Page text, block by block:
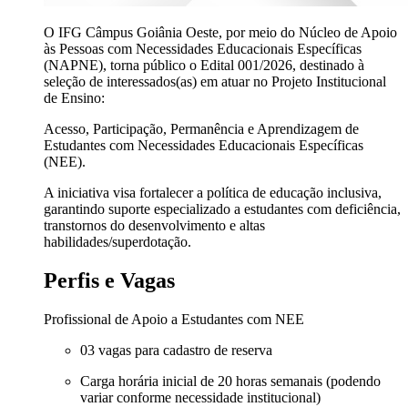
O IFG Câmpus Goiânia Oeste, por meio do Núcleo de Apoio
às Pessoas com Necessidades Educacionais Específicas
(NAPNE), torna público o Edital 001/2026, destinado à
seleção de interessados(as) em atuar no Projeto Institucional
de Ensino:
Acesso, Participação, Permanência e Aprendizagem de
Estudantes com Necessidades Educacionais Específicas
(NEE).
A iniciativa visa fortalecer a política de educação inclusiva,
garantindo suporte especializado a estudantes com deficiência,
transtornos do desenvolvimento e altas
habilidades/superdotação.
Perfis e Vagas
Profissional de Apoio a Estudantes com NEE
03 vagas para cadastro de reserva
Carga horária inicial de 20 horas semanais (podendo
variar conforme necessidade institucional)